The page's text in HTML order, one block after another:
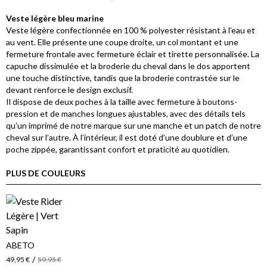
Veste légère bleu marine
Veste légère confectionnée en 100 % polyester résistant à l’eau et
au vent. Elle présente une coupe droite, un col montant et une
fermeture frontale avec fermeture éclair et tirette personnalisée. La
capuche dissimulée et la broderie du cheval dans le dos apportent
une touche distinctive, tandis que la broderie contrastée sur le
devant renforce le design exclusif.
Il dispose de deux poches à la taille avec fermeture à boutons-
pression et de manches longues ajustables, avec des détails tels
qu’un imprimé de notre marque sur une manche et un patch de notre
cheval sur l’autre. À l’intérieur, il est doté d’une doublure et d’une
poche zippée, garantissant confort et praticité au quotidien.
PLUS DE COULEURS
ABETO
49,95 € / 59,95 €